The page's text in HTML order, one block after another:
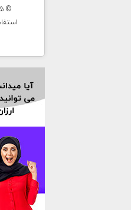
© 1405 - تمامی حقوق برای میهن طرح محفوظ است.